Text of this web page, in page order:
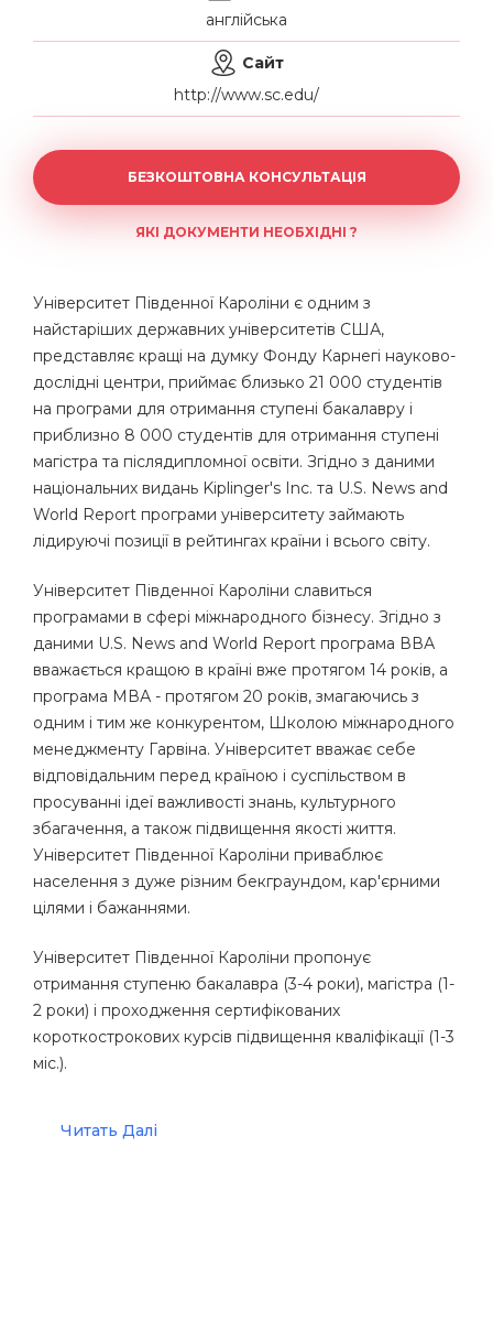
англійська
Сайт
http://www.sc.edu/
БЕЗКОШТОВНА КОНСУЛЬТАЦІЯ
ЯКІ ДОКУМЕНТИ НЕОБХІДНІ ?
Університет Південної Кароліни є одним з
найстаріших державних університетів США,
представляє кращі на думку Фонду Карнегі науково-
дослідні центри, приймає близько 21 000 студентів
на програми для отримання ступені бакалавру і
приблизно 8 000 студентів для отримання ступені
магістра та післядипломної освіти. Згідно з даними
національних видань Kiplinger's Inc. та U.S. News and
World Report програми університету займають
лідируючі позиції в рейтингах країни і всього світу.
Університет Південної Кароліни славиться
програмами в сфері міжнародного бізнесу. Згідно з
даними U.S. News and World Report програма ВВА
вважається кращою в країні вже протягом 14 років, а
програма МВА - протягом 20 років, змагаючись з
одним і тим же конкурентом, Школою міжнародного
менеджменту Гарвіна. Університет вважає себе
відповідальним перед країною і суспільством в
просуванні ідеї важливості знань, культурного
збагачення, а також підвищення якості життя.
Університет Південної Кароліни приваблює
населення з дуже різним бекграундом, кар'єрними
цілями і бажаннями.
Університет Південної Кароліни пропонує
отримання ступеню бакалавра (3-4 роки), магістра (1-
2 роки) і проходження сертифікованих
короткострокових курсів підвищення кваліфікації (1-3
міс.).
Читать Далі